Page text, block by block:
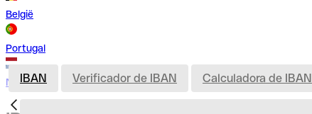
België
Portugal
Nederland
IBAN Verificador de IBAN Calculadora de IBAN